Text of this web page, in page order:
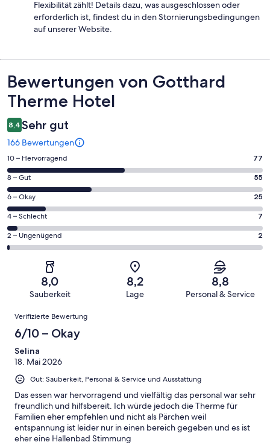
Flexibilität zählt! Details dazu, was ausgeschlossen oder
erforderlich ist, findest du in den Stornierungsbedingungen
auf unserer Website.
Bewertungen
Bewertungen von Gotthard
Therme Hotel
8,4 Sehr gut
166 Bewertungen
77
von
insgesamt
166
Gästebewertungen
haben
eine
Bewertung
Hervorragend
10 – Hervorragend 77
55
von
insgesamt
166
Gästebewertungen
haben
Bewertung
Gut
8 – Gut 55
25
von
insgesamt
166
Gästebewertungen
Bewertung
Okay
6 – Okay 25
7
von
insgesamt
Gästebewertungen
von
Schlecht
4 – Schlecht 7
2
von
insgesamt
Gästebewertungen
haben
eine
von
Ungenügend
2 – Ungenügend 2
8,0
Sauberkeit
8,2
Lage
8,8
Personal & Service
Bewertungen
Verifizierte Bewertung
6/10 – Okay
Selina
18. Mai 2026
Gut: Sauberkeit, Personal & Service und Ausstattung
Das essen war hervorragend und vielfältig das personal war sehr
freundlich und hilfsbereit. Ich würde jedoch die Therme für
Familien eher empfehlen und nicht als Pärchen weil
entspannung ist leider nur in einen bereich gegeben und es ist
eher eine Hallenbad Stimmung